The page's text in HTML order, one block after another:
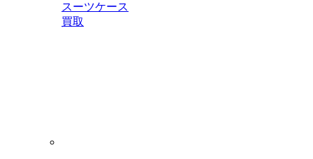
スーツケース
買取